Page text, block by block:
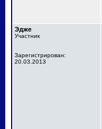
Эдже
Участник
Зарегистрирован:
20.03.2013